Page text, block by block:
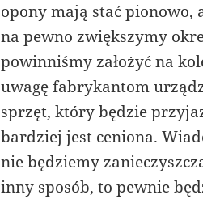
opony mają stać pionowo,
na pewno zwiększymy
powinniśmy założyć na
uwagę fabrykantom
sprzęt, który będzie
bardziej jest ceniona.
nie będziemy
inny sposób, to pewnie